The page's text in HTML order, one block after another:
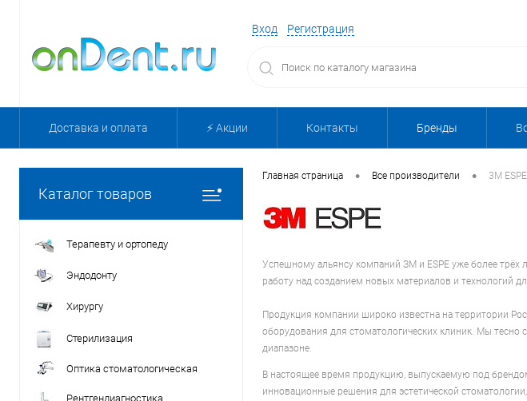
Вход Регистрация
Доставка и оплата ⚡️ Акции Контакты Бренды
Каталог товаров
Терапевту и ортопеду
Эндодонту
Хирургу
Стерилизация
Оптика стоматологическая
Рентгендиагностика
Главная страница • Все производители • 3M
Успешному альянсу компаний ЗМ и ESPE уже более
работу над созданием новых материалов и технологий
Продукция компании широко известна на территории
оборудования для стоматологических клиник. Мы
диапазоне.
В настоящее время продукцию, выпускаемую под
инновационные решения для эстетической